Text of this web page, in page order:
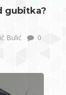
gubitka?
Bulić 0